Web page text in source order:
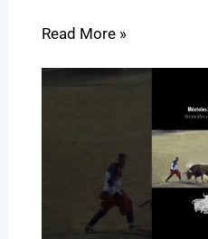
Read More »